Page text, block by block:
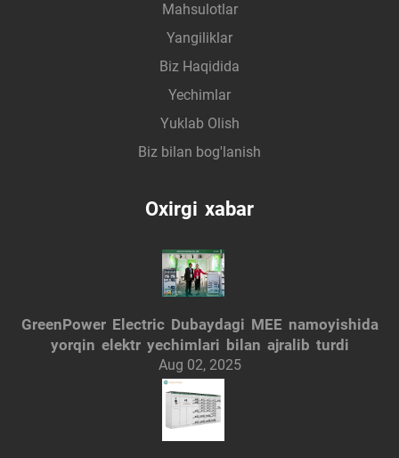
Mahsulotlar
Yangiliklar
Biz Haqidida
Yechimlar
Yuklab Olish
Biz bilan bog'lanish
Oxirgi xabar
GreenPower Electric Dubaydagi MEE namoyishida
yorqin elektr yechimlari bilan ajralib turdi
Aug 02, 2025